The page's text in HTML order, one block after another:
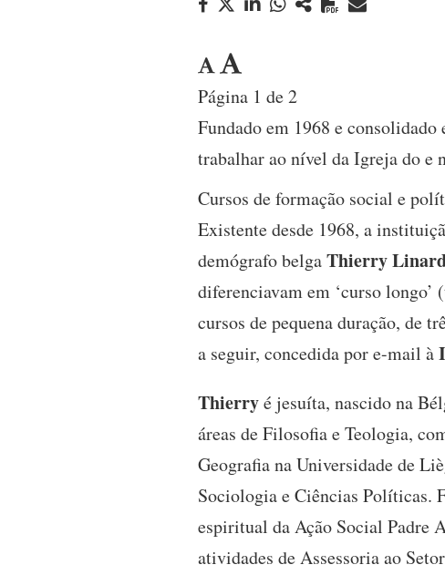
Página 1 de 2
Fundado em 1968 e
trabalhar ao nível da Igreja do e
Cursos de formação social e
Existente desde 1968, a
demógrafo belgaThierry
diferenciavam em ‘curso longo’
cursos de pequena duração, de
a seguir, concedida por e-mail à
Thierryé jesuíta, nascido na
áreas de Filosofia e Teologia,
Geografia na Universidade de
Sociologia e Ciências Políticas.
espiritual da Ação Social Padre
atividades de Assessoria ao